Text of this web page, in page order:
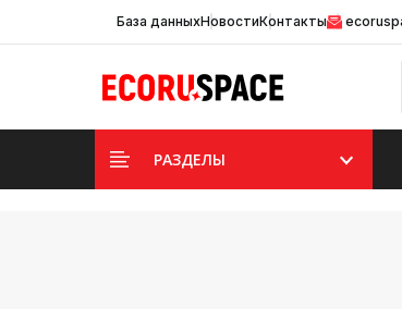
База данныхНовостиКонтакты
РАЗДЕЛЫ